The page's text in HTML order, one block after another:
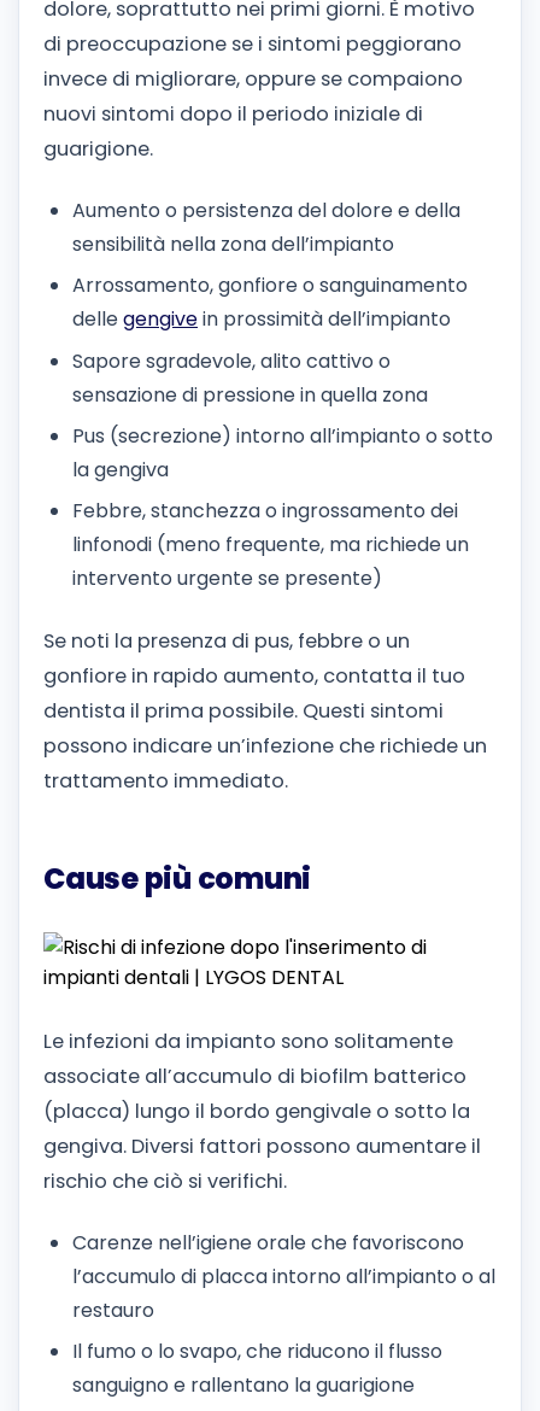
dolore, soprattutto nei primi giorni. È motivo
di preoccupazione se i sintomi peggiorano
invece di migliorare, oppure se compaiono
nuovi sintomi dopo il periodo iniziale di
guarigione.
Aumento o persistenza del dolore e della
sensibilità nella zona dell’impianto
Arrossamento, gonfiore o sanguinamento
dellegengivein prossimità dell’impianto
Sapore sgradevole, alito cattivo o
sensazione di pressione in quella zona
Pus (secrezione) intorno all’impianto o sotto
la gengiva
Febbre, stanchezza o ingrossamento dei
linfonodi (meno frequente, ma richiede un
intervento urgente se presente)
Se noti la presenza di pus, febbre o un
gonfiore in rapido aumento, contatta il tuo
dentista il prima possibile. Questi sintomi
possono indicare un’infezione che richiede un
trattamento immediato.
Cause più comuni
Le infezioni da impianto sono solitamente
associate all’accumulo di biofilm batterico
(placca) lungo il bordo gengivale o sotto la
gengiva. Diversi fattori possono aumentare il
rischio che ciò si verifichi.
Carenze nell’igiene orale che favoriscono
l’accumulo di placca intorno all’impianto o al
restauro
Il fumo o lo svapo, che riducono il flusso
sanguigno e rallentano la guarigione